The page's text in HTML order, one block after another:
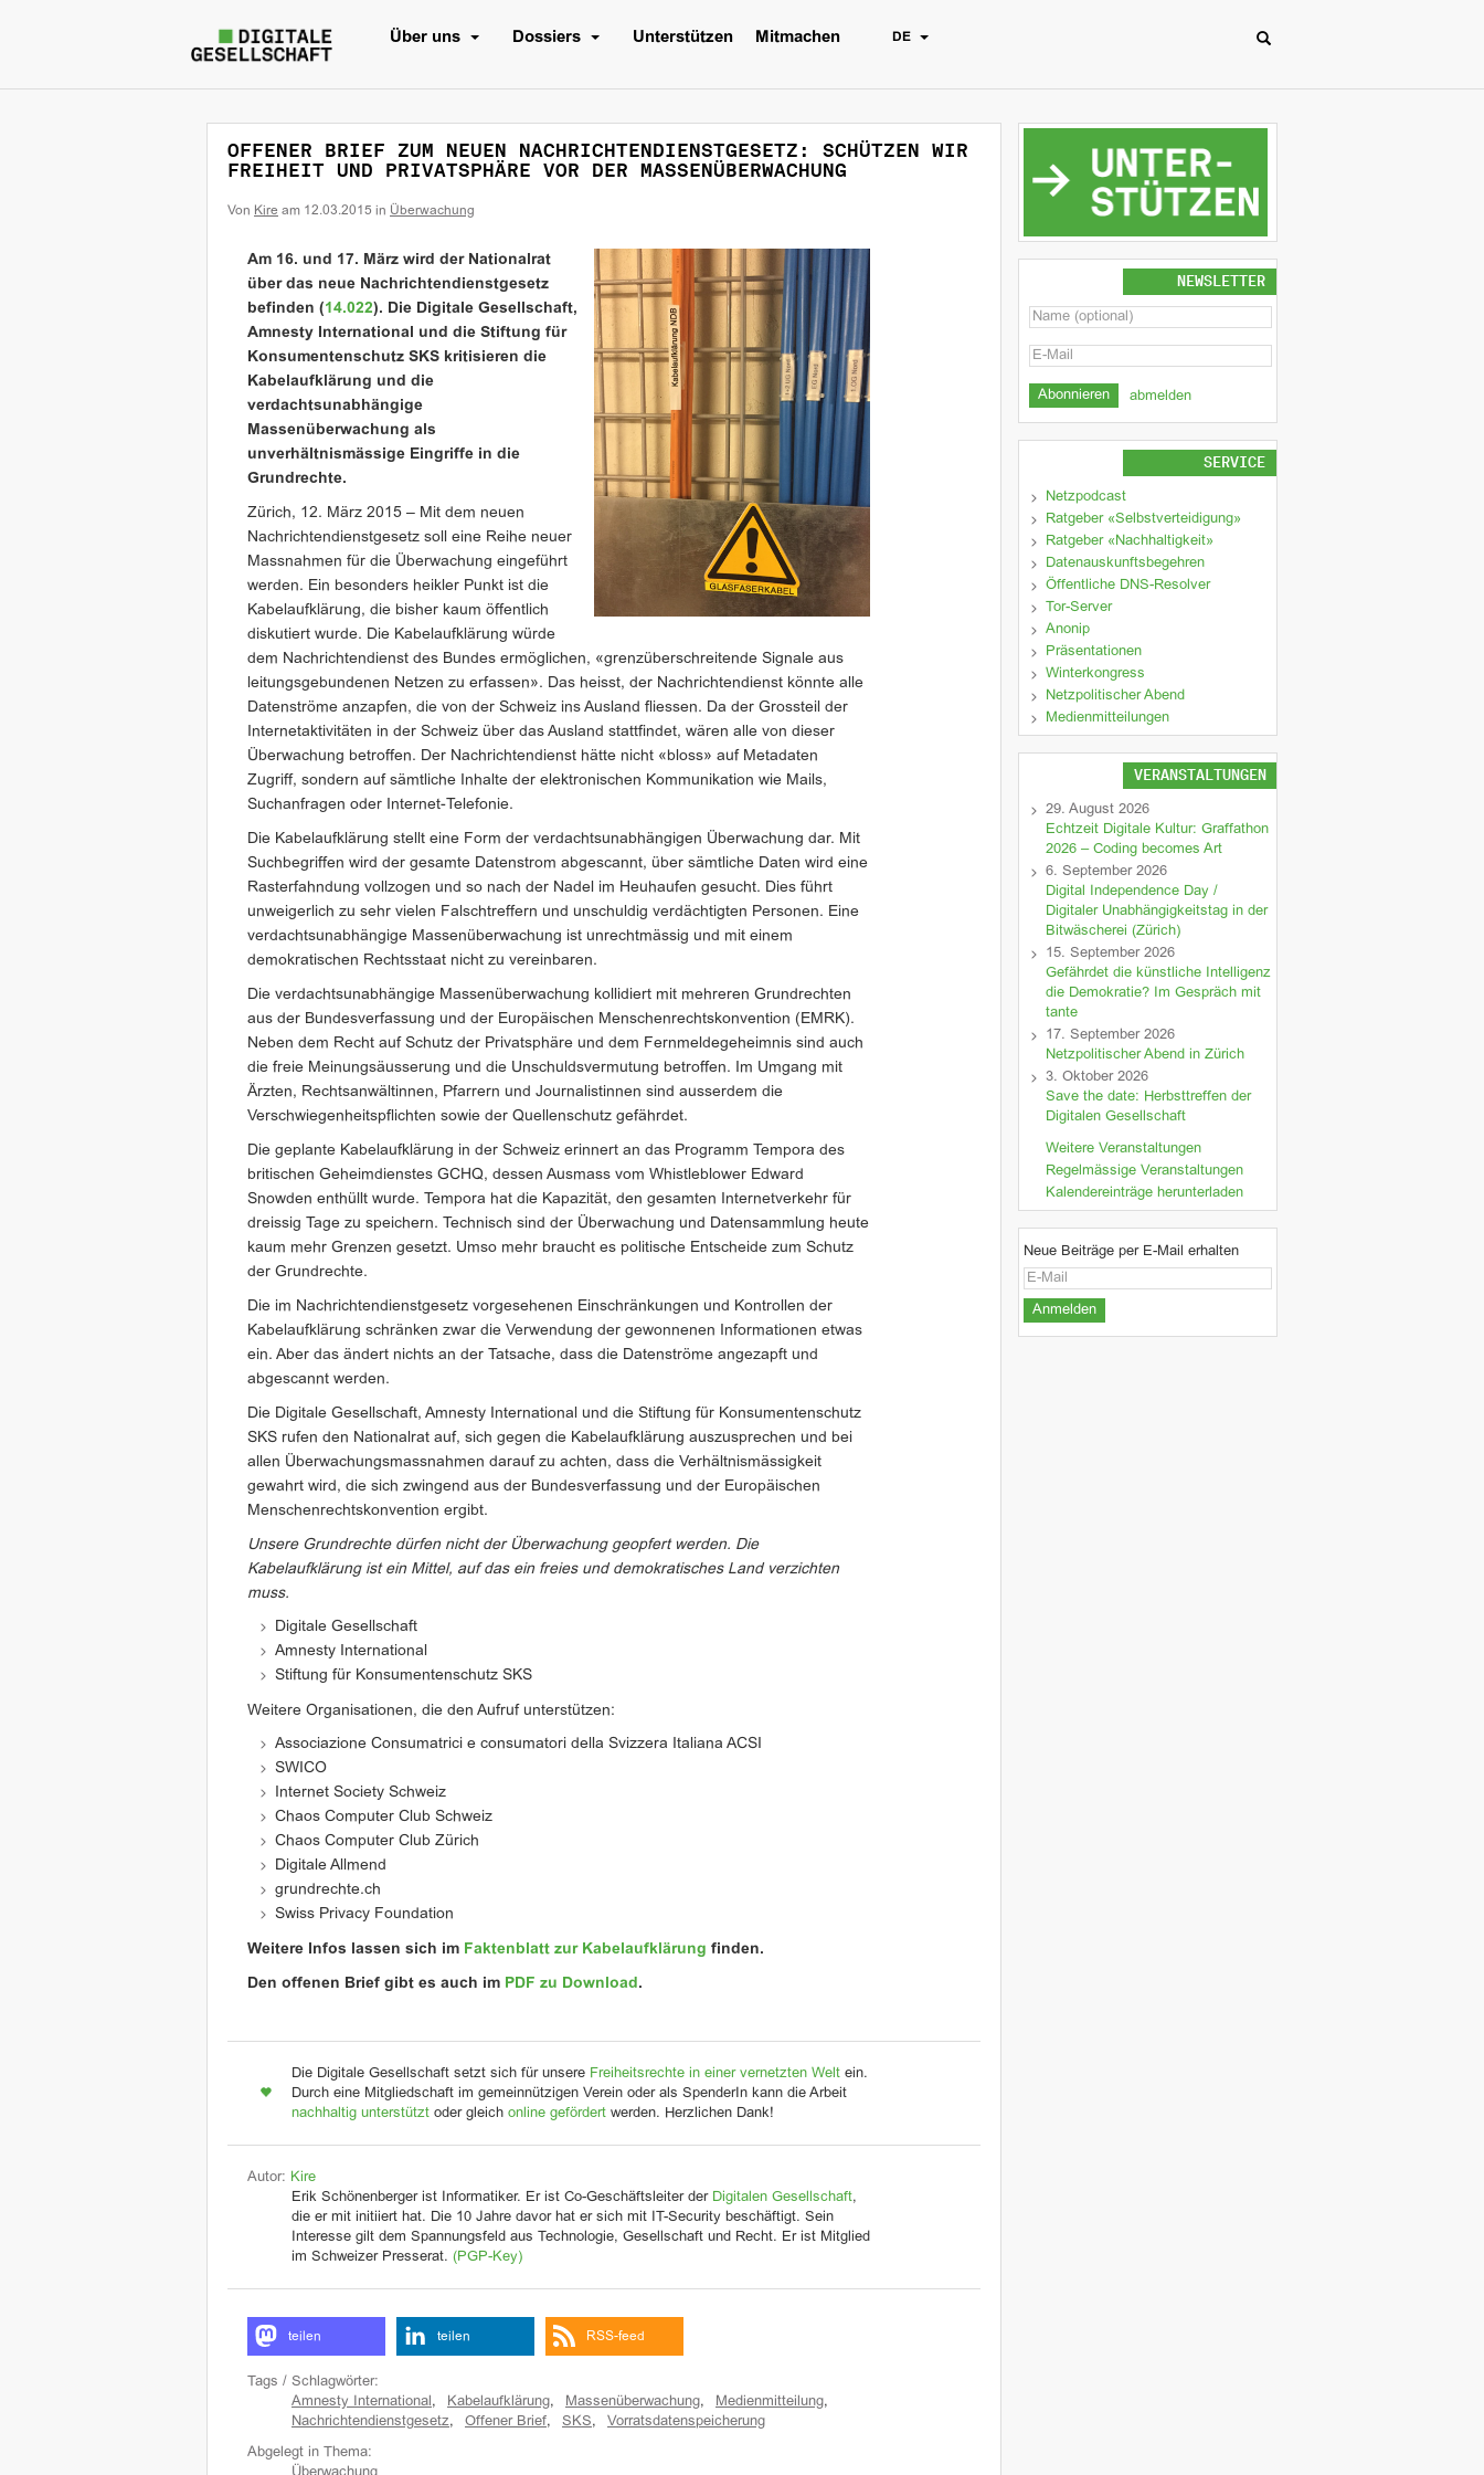
Über uns Dossiers Unterstützen Mitmachen DE
OFFENER BRIEF ZUM NEUEN NACHRICHTENDIENSTGESETZ: SCHÜTZEN WIR
FREIHEIT UND PRIVATSPHÄRE VOR DER MASSENÜBERWACHUNG
Von Kire am 12.03.2015 in Überwachung
Am 16. und 17. März wird der Nationalrat
über das neue Nachrichtendienstgesetz
befinden (14.022). Die Digitale Gesellschaft,
Amnesty International und die Stiftung für
Konsumentenschutz SKS kritisieren die
Kabelaufklärung und die
verdachtsunabhängige
Massenüberwachung als
unverhältnismässige Eingriffe in die
Grundrechte.
Zürich, 12. März 2015 – Mit dem neuen
Nachrichtendienstgesetz soll eine Reihe neuer
Massnahmen für die Überwachung eingeführt
werden. Ein besonders heikler Punkt ist die
Kabelaufklärung, die bisher kaum öffentlich
diskutiert wurde. Die Kabelaufklärung würde
dem Nachrichtendienst des Bundes ermöglichen, «grenzüberschreitende Signale aus
leitungsgebundenen Netzen zu erfassen». Das heisst, der Nachrichtendienst könnte alle
Datenströme anzapfen, die von der Schweiz ins Ausland fliessen. Da der Grossteil der
Internetaktivitäten in der Schweiz über das Ausland stattfindet, wären alle von dieser
Überwachung betroffen. Der Nachrichtendienst hätte nicht «bloss» auf Metadaten
Zugriff, sondern auf sämtliche Inhalte der elektronischen Kommunikation wie Mails,
Suchanfragen oder Internet-Telefonie.
Die Kabelaufklärung stellt eine Form der verdachtsunabhängigen Überwachung dar. Mit
Suchbegriffen wird der gesamte Datenstrom abgescannt, über sämtliche Daten wird eine
Rasterfahndung vollzogen und so nach der Nadel im Heuhaufen gesucht. Dies führt
unweigerlich zu sehr vielen Falschtreffern und unschuldig verdächtigten Personen. Eine
verdachtsunabhängige Massenüberwachung ist unrechtmässig und mit einem
demokratischen Rechtsstaat nicht zu vereinbaren.
Die verdachtsunabhängige Massenüberwachung kollidiert mit mehreren Grundrechten
aus der Bundesverfassung und der Europäischen Menschenrechtskonvention (EMRK).
Neben dem Recht auf Schutz der Privatsphäre und dem Fernmeldegeheimnis sind auch
die freie Meinungsäusserung und die Unschuldsvermutung betroffen. Im Umgang mit
Ärzten, Rechtsanwältinnen, Pfarrern und Journalistinnen sind ausserdem die
Verschwiegenheitspflichten sowie der Quellenschutz gefährdet.
Die geplante Kabelaufklärung in der Schweiz erinnert an das Programm Tempora des
britischen Geheimdienstes GCHQ, dessen Ausmass vom Whistleblower Edward
Snowden enthüllt wurde. Tempora hat die Kapazität, den gesamten Internetverkehr für
dreissig Tage zu speichern. Technisch sind der Überwachung und Datensammlung heute
kaum mehr Grenzen gesetzt. Umso mehr braucht es politische Entscheide zum Schutz
der Grundrechte.
Die im Nachrichtendienstgesetz vorgesehenen Einschränkungen und Kontrollen der
Kabelaufklärung schränken zwar die Verwendung der gewonnenen Informationen etwas
ein. Aber das ändert nichts an der Tatsache, dass die Datenströme angezapft und
abgescannt werden.
Die Digitale Gesellschaft, Amnesty International und die Stiftung für Konsumentenschutz
SKS rufen den Nationalrat auf, sich gegen die Kabelaufklärung auszusprechen und bei
allen Überwachungsmassnahmen darauf zu achten, dass die Verhältnismässigkeit
gewahrt wird, die sich zwingend aus der Bundesverfassung und der Europäischen
Menschenrechtskonvention ergibt.
Unsere Grundrechte dürfen nicht der Überwachung geopfert werden. Die
Kabelaufklärung ist ein Mittel, auf das ein freies und demokratisches Land verzichten
muss.
Digitale Gesellschaft
Amnesty International
Stiftung für Konsumentenschutz SKS
Weitere Organisationen, die den Aufruf unterstützen:
Associazione Consumatrici e consumatori della Svizzera Italiana ACSI
SWICO
Internet Society Schweiz
Chaos Computer Club Schweiz
Chaos Computer Club Zürich
Digitale Allmend
grundrechte.ch
Swiss Privacy Foundation
Weitere Infos lassen sich im Faktenblatt zur Kabelaufklärung finden.
Den offenen Brief gibt es auch im PDF zu Download .
Die Digitale Gesellschaft setzt sich für unsere Freiheitsrechte in einer vernetzten Welt ein.
Durch eine Mitgliedschaft im gemeinnützigen Verein oder als SpenderIn kann die Arbeit
nachhaltig unterstützt oder gleich online gefördert werden. Herzlichen Dank!
Autor: Kire
Erik Schönenberger ist Informatiker. Er ist Co-Geschäftsleiter der Digitalen Gesellschaft,
die er mit initiiert hat. Die 10 Jahre davor hat er sich mit IT-Security beschäftigt. Sein
Interesse gilt dem Spannungsfeld aus Technologie, Gesellschaft und Recht. Er ist Mitglied
im Schweizer Presserat. (PGP-Key)
teilen teilen RSS-feed
Tags / Schlagwörter:
Amnesty International , Kabelaufklärung, Massenüberwachung, Medienmitteilung,
Nachrichtendienstgesetz, Offener Brief, SKS, Vorratsdatenspeicherung
Abgelegt in Thema:
NEWSLETTER
abmelden
SERVICE
Netzpodcast
Ratgeber «Selbstverteidigung»
Ratgeber «Nachhaltigkeit»
Datenauskunftsbegehren
Öffentliche DNS-Resolver
Tor-Server
Anonip
Präsentationen
Winterkongress
Netzpolitischer Abend
Medienmitteilungen
VERANSTALTUNGEN
29. August 2026
Echtzeit Digitale Kultur: Graffathon
2026 – Coding becomes Art
6. September 2026
Digital Independence Day /
Digitaler Unabhängigkeitstag in der
Bitwäscherei (Zürich)
15. September 2026
Gefährdet die künstliche Intelligenz
die Demokratie? Im Gespräch mit
tante
17. September 2026
Netzpolitischer Abend in Zürich
3. Oktober 2026
Save the date: Herbsttreffen der
Digitalen Gesellschaft
Weitere Veranstaltungen
Regelmässige Veranstaltungen
Kalendereinträge herunterladen
Neue Beiträge per E-Mail erhalten